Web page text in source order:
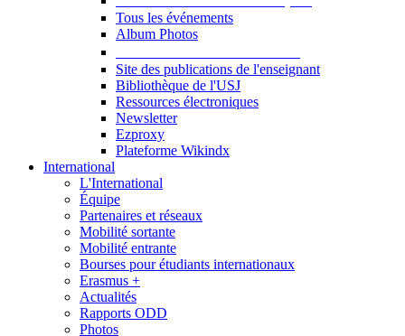
Tous les événements
Album Photos
Site des publications de l'enseignant
Bibliothèque de l'USJ
Ressources électroniques
Newsletter
Ezproxy
Plateforme Wikindx
International
L'International
Équipe
Partenaires et réseaux
Mobilité sortante
Mobilité entrante
Bourses pour étudiants internationaux
Erasmus +
Actualités
Rapports ODD
Photos